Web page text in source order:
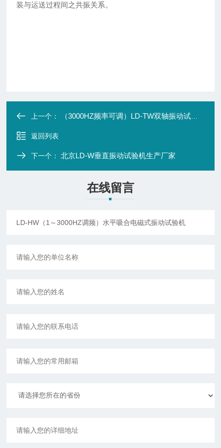
装与运送过程间之共振关系。
上一个： （3000HZ频率可调）LD-TW双轴振动试验机
返回列表
下一个：北京LD-W垂直振动试验机生产厂家
在线留言